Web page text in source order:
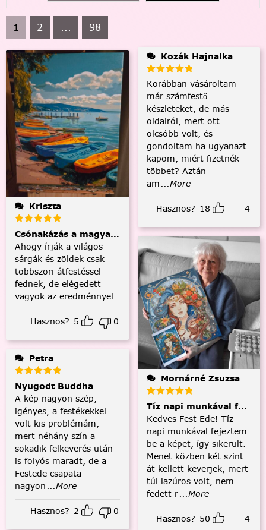
1 2 ... 98
Kriszta
Csónakázás a magyar tengeren
Ahogy írják a világos
sárgák és zöldek csak
többszöri átfestéssel
fednek, de elégedett
vagyok az eredménnyel.
Hasznos? 5 0
Petra
Nyugodt Buddha
A kép nagyon szép,
igényes, a festékekkel
volt kis problémám,
mert néhány szín a
sokadik felkeverés után
is folyós maradt, de a
Festede csapata
nagyon ...More
Hasznos? 2 0
Kozák Hajnalka
Korábban vásároltam
már számfestő
készleteket, de más
oldalról, mert ott
olcsóbb volt, és
gondoltam ha ugyanazt
kapom, miért fizetnék
többet? Aztán
am ...More
Hasznos? 18 4
Mornárné Zsuzsa
Tíz napi munkával
Kedves Fest Ede! Tíz
napi munkával fejeztem
be a képet, így sikerült.
Menet közben két szint
át kellett keverjek, mert
túl lazúros volt, nem
fedett r...More
Hasznos? 50 4